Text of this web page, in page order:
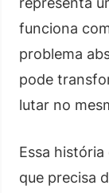
funciona
problema
pode
lutar no
Essa
que precisa